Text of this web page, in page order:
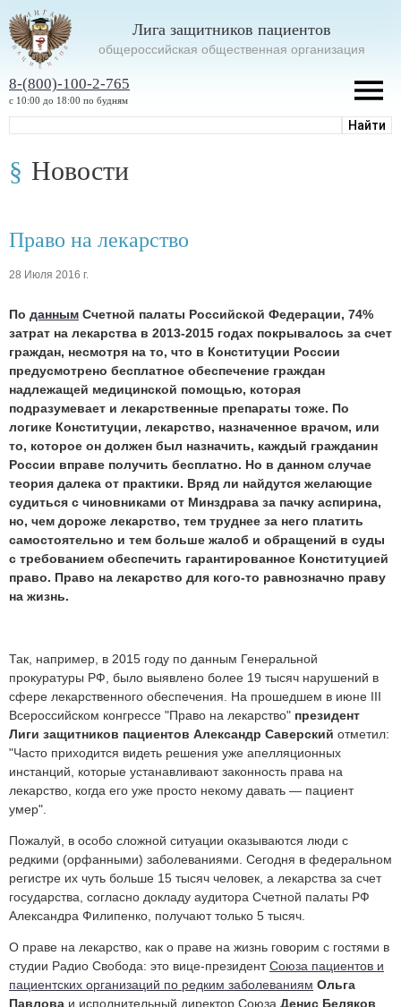
Лига защитников пациентов
oбщероссийская общественная организация
8-(800)-100-2-765
с 10:00 до 18:00 по будням
Новости
Право на лекарство
28 Июля 2016 г.
По данным Счетной палаты Российской Федерации, 74%
затрат на лекарства в 2013-2015 годах покрывалось за счет
граждан, несмотря на то, что в Конституции России
предусмотрено бесплатное обеспечение граждан
надлежащей медицинской помощью, которая
подразумевает и лекарственные препараты тоже. По
логике Конституции, лекарство, назначенное врачом, или
то, которое он должен был назначить, каждый гражданин
России вправе получить бесплатно. Но в данном случае
теория далека от практики. Вряд ли найдутся желающие
судиться с чиновниками от Минздрава за пачку аспирина,
но, чем дороже лекарство, тем труднее за него платить
самостоятельно и тем больше жалоб и обращений в суды
с требованием обеспечить гарантированное Конституцией
право. Право на лекарство для кого-то равнозначно праву
на жизнь.
Так, например, в 2015 году по данным Генеральной
прокуратуры РФ, было выявлено более 19 тысяч нарушений в
сфере лекарственного обеспечения. На прошедшем в июне III
Всероссийском конгрессе "Право на лекарство" президент
Лиги защитников пациентов Александр Саверский отметил:
"Часто приходится видеть решения уже апелляционных
инстанций, которые устанавливают законность права на
лекарство, когда его уже просто некому давать — пациент
умер".
Пожалуй, в особо сложной ситуации оказываются люди с
редкими (орфанными) заболеваниями. Сегодня в федеральном
регистре их чуть больше 15 тысяч человек, а лекарства за счет
государства, согласно докладу аудитора Счетной палаты РФ
Александра Филипенко, получают только 5 тысяч.
О праве на лекарство, как о праве на жизнь говорим с гостями в
студии Радио Свобода: это вице-президентСоюза пациентов и
пациентских организаций по редким заболеваниям Ольга
Павлова и исполнительный директор Союза Денис Беляков